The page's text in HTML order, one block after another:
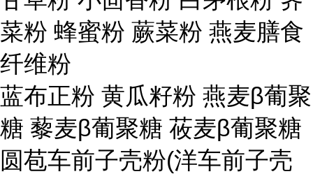
菜粉 蜂蜜粉 蕨菜粉 燕麦膳食
纤维粉
蓝布正粉 黄瓜籽粉 燕麦β葡聚
糖 藜麦β葡聚糖 莜麦β葡聚糖
圆苞车前子壳粉(洋车前子壳